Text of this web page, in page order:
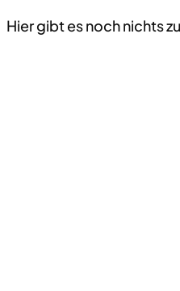
Hier gibt es noch nichts